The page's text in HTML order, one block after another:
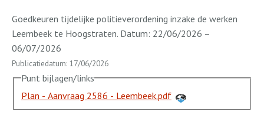
Goedkeuren tijdelijke politieverordening inzake de werken
Leembeek te Hoogstraten. Datum: 22/06/2026 –
06/07/2026
Publicatiedatum: 17/06/2026
Punt bijlagen/links
Plan - Aanvraag 2586 - Leembeek.pdf